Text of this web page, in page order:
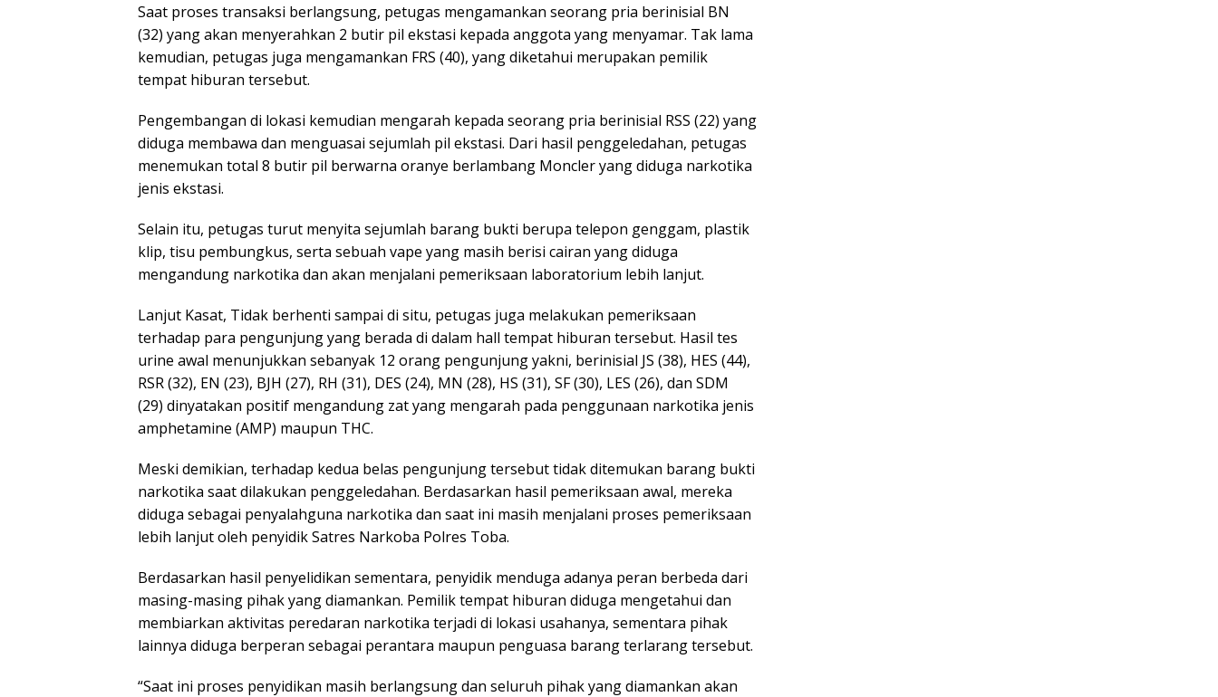
Saat proses transaksi berlangsung, petugas mengamankan seorang pria berinisial BN
(32) yang akan menyerahkan 2 butir pil ekstasi kepada anggota yang menyamar. Tak lama
kemudian, petugas juga mengamankan FRS (40), yang diketahui merupakan pemilik
tempat hiburan tersebut.
Pengembangan di lokasi kemudian mengarah kepada seorang pria berinisial RSS (22) yang
diduga membawa dan menguasai sejumlah pil ekstasi. Dari hasil penggeledahan, petugas
menemukan total 8 butir pil berwarna oranye berlambang Moncler yang diduga narkotika
jenis ekstasi.
Selain itu, petugas turut menyita sejumlah barang bukti berupa telepon genggam, plastik
klip, tisu pembungkus, serta sebuah vape yang masih berisi cairan yang diduga
mengandung narkotika dan akan menjalani pemeriksaan laboratorium lebih lanjut.
Lanjut Kasat, Tidak berhenti sampai di situ, petugas juga melakukan pemeriksaan
terhadap para pengunjung yang berada di dalam hall tempat hiburan tersebut. Hasil tes
urine awal menunjukkan sebanyak 12 orang pengunjung yakni, berinisial JS (38), HES (44),
RSR (32), EN (23), BJH (27), RH (31), DES (24), MN (28), HS (31), SF (30), LES (26), dan SDM
(29) dinyatakan positif mengandung zat yang mengarah pada penggunaan narkotika jenis
amphetamine (AMP) maupun THC.
Meski demikian, terhadap kedua belas pengunjung tersebut tidak ditemukan barang bukti
narkotika saat dilakukan penggeledahan. Berdasarkan hasil pemeriksaan awal, mereka
diduga sebagai penyalahguna narkotika dan saat ini masih menjalani proses pemeriksaan
lebih lanjut oleh penyidik Satres Narkoba Polres Toba.
Berdasarkan hasil penyelidikan sementara, penyidik menduga adanya peran berbeda dari
masing-masing pihak yang diamankan. Pemilik tempat hiburan diduga mengetahui dan
membiarkan aktivitas peredaran narkotika terjadi di lokasi usahanya, sementara pihak
lainnya diduga berperan sebagai perantara maupun penguasa barang terlarang tersebut.
“Saat ini proses penyidikan masih berlangsung dan seluruh pihak yang diamankan akan